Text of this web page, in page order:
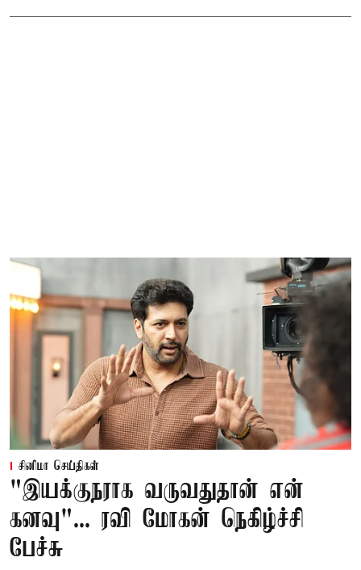
சினிமா செய்திகள்
"இயக்குநராக வருவதுதான் என்
கனவு"... ரவி மோகன் நெகிழ்ச்சி
பேச்சு